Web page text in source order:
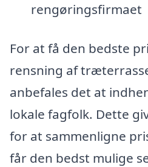
rengøringsfirmaet
For at få den bedste
rensning af
anbefales det at
lokale fagfolk. Dette
for at sammenligne
får den bedst mulige